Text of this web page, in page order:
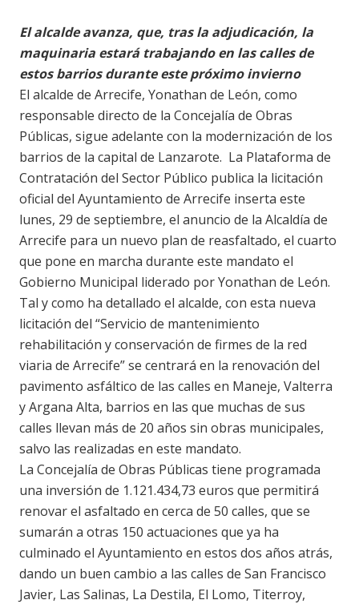
El alcalde avanza, que, tras la adjudicación, la
maquinaria estará trabajando en las calles de
estos barrios durante este próximo invierno
El alcalde de Arrecife, Yonathan de León, como
responsable directo de la Concejalía de Obras
Públicas, sigue adelante con la modernización de los
barrios de la capital de Lanzarote. La Plataforma de
Contratación del Sector Público publica la licitación
oficial del Ayuntamiento de Arrecife inserta este
lunes, 29 de septiembre, el anuncio de la Alcaldía de
Arrecife para un nuevo plan de reasfaltado, el cuarto
que pone en marcha durante este mandato el
Gobierno Municipal liderado por Yonathan de León.
Tal y como ha detallado el alcalde, con esta nueva
licitación del “Servicio de mantenimiento
rehabilitación y conservación de firmes de la red
viaria de Arrecife” se centrará en la renovación del
pavimento asfáltico de las calles en Maneje, Valterra
y Argana Alta, barrios en las que muchas de sus
calles llevan más de 20 años sin obras municipales,
salvo las realizadas en este mandato.
La Concejalía de Obras Públicas tiene programada
una inversión de 1.121.434,73 euros que permitirá
renovar el asfaltado en cerca de 50 calles, que se
sumarán a otras 150 actuaciones que ya ha
culminado el Ayuntamiento en estos dos años atrás,
dando un buen cambio a las calles de San Francisco
Javier, Las Salinas, La Destila, El Lomo, Titerroy,